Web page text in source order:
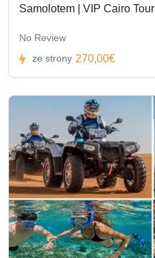
Samolotem | VIP Cairo Tour
No Review
ze strony 270,00€